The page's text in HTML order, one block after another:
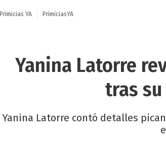
Primicias YA PrimiciasYA
Yanina Latorre
tras
Yanina Latorre contó detalles